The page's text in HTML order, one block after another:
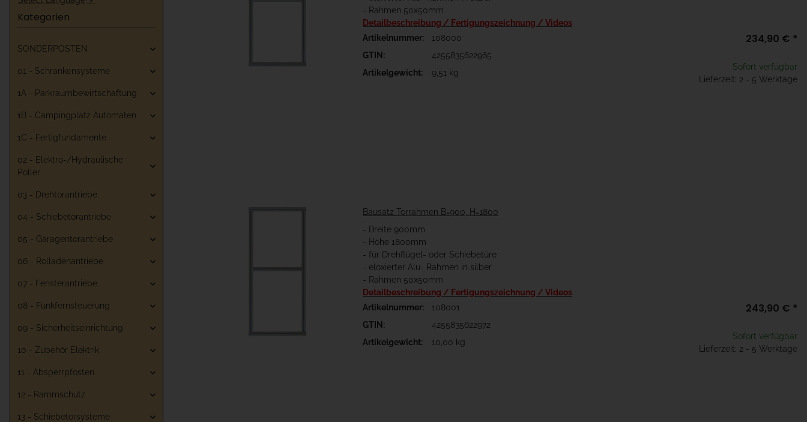
- Rahmen 50x50mm
Detailbeschreibung / Fertigungszeichnung / Videos
Artikelnummer:
108000
GTIN:
4255835622965
Artikelgewicht:
9,51 kg
234,90 € *
Sofort verfügbar
Lieferzeit: 2 - 5 Werktage
Bausatz Torrahmen B=900, H=1800
- Breite 900mm
- Höhe 1800mm
- für Drehflügel- oder Schiebetüre
- eloxierter Alu- Rahmen in silber
- Rahmen 50x50mm
Detailbeschreibung / Fertigungszeichnung / Videos
Artikelnummer:
108001
GTIN:
4255835622972
Artikelgewicht:
10,00 kg
243,90 € *
Sofort verfügbar
Lieferzeit: 2 - 5 Werktage
Kategorien
SONDERPOSTEN
01 - Schrankensysteme
1A - Parkraumbewirtschaftung
1B - Campingplatz Automaten
1C - Fertigfundamente
02 - Elektro-/Hydraulische
Poller
03 - Drehtorantriebe
04 - Schiebetorantriebe
05 - Garagentorantriebe
06 - Rolladenantriebe
07 - Fensterantriebe
08 - Funkfernsteuerung
09 - Sicherheitseinrichtung
10 - Zubehör Elektrik
11 - Absperrpfosten
12 - Rammschutz
13 - Schiebetorsysteme